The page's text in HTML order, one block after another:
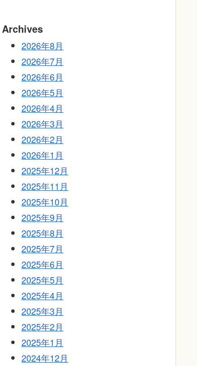
Archives
2026年8月
2026年7月
2026年6月
2026年5月
2026年4月
2026年3月
2026年2月
2026年1月
2025年12月
2025年11月
2025年10月
2025年9月
2025年8月
2025年7月
2025年6月
2025年5月
2025年4月
2025年3月
2025年2月
2025年1月
2024年12月